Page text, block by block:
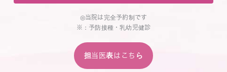
◎当院は完全予約制です
※：予防接種・乳幼児健診
担当医表はこちら